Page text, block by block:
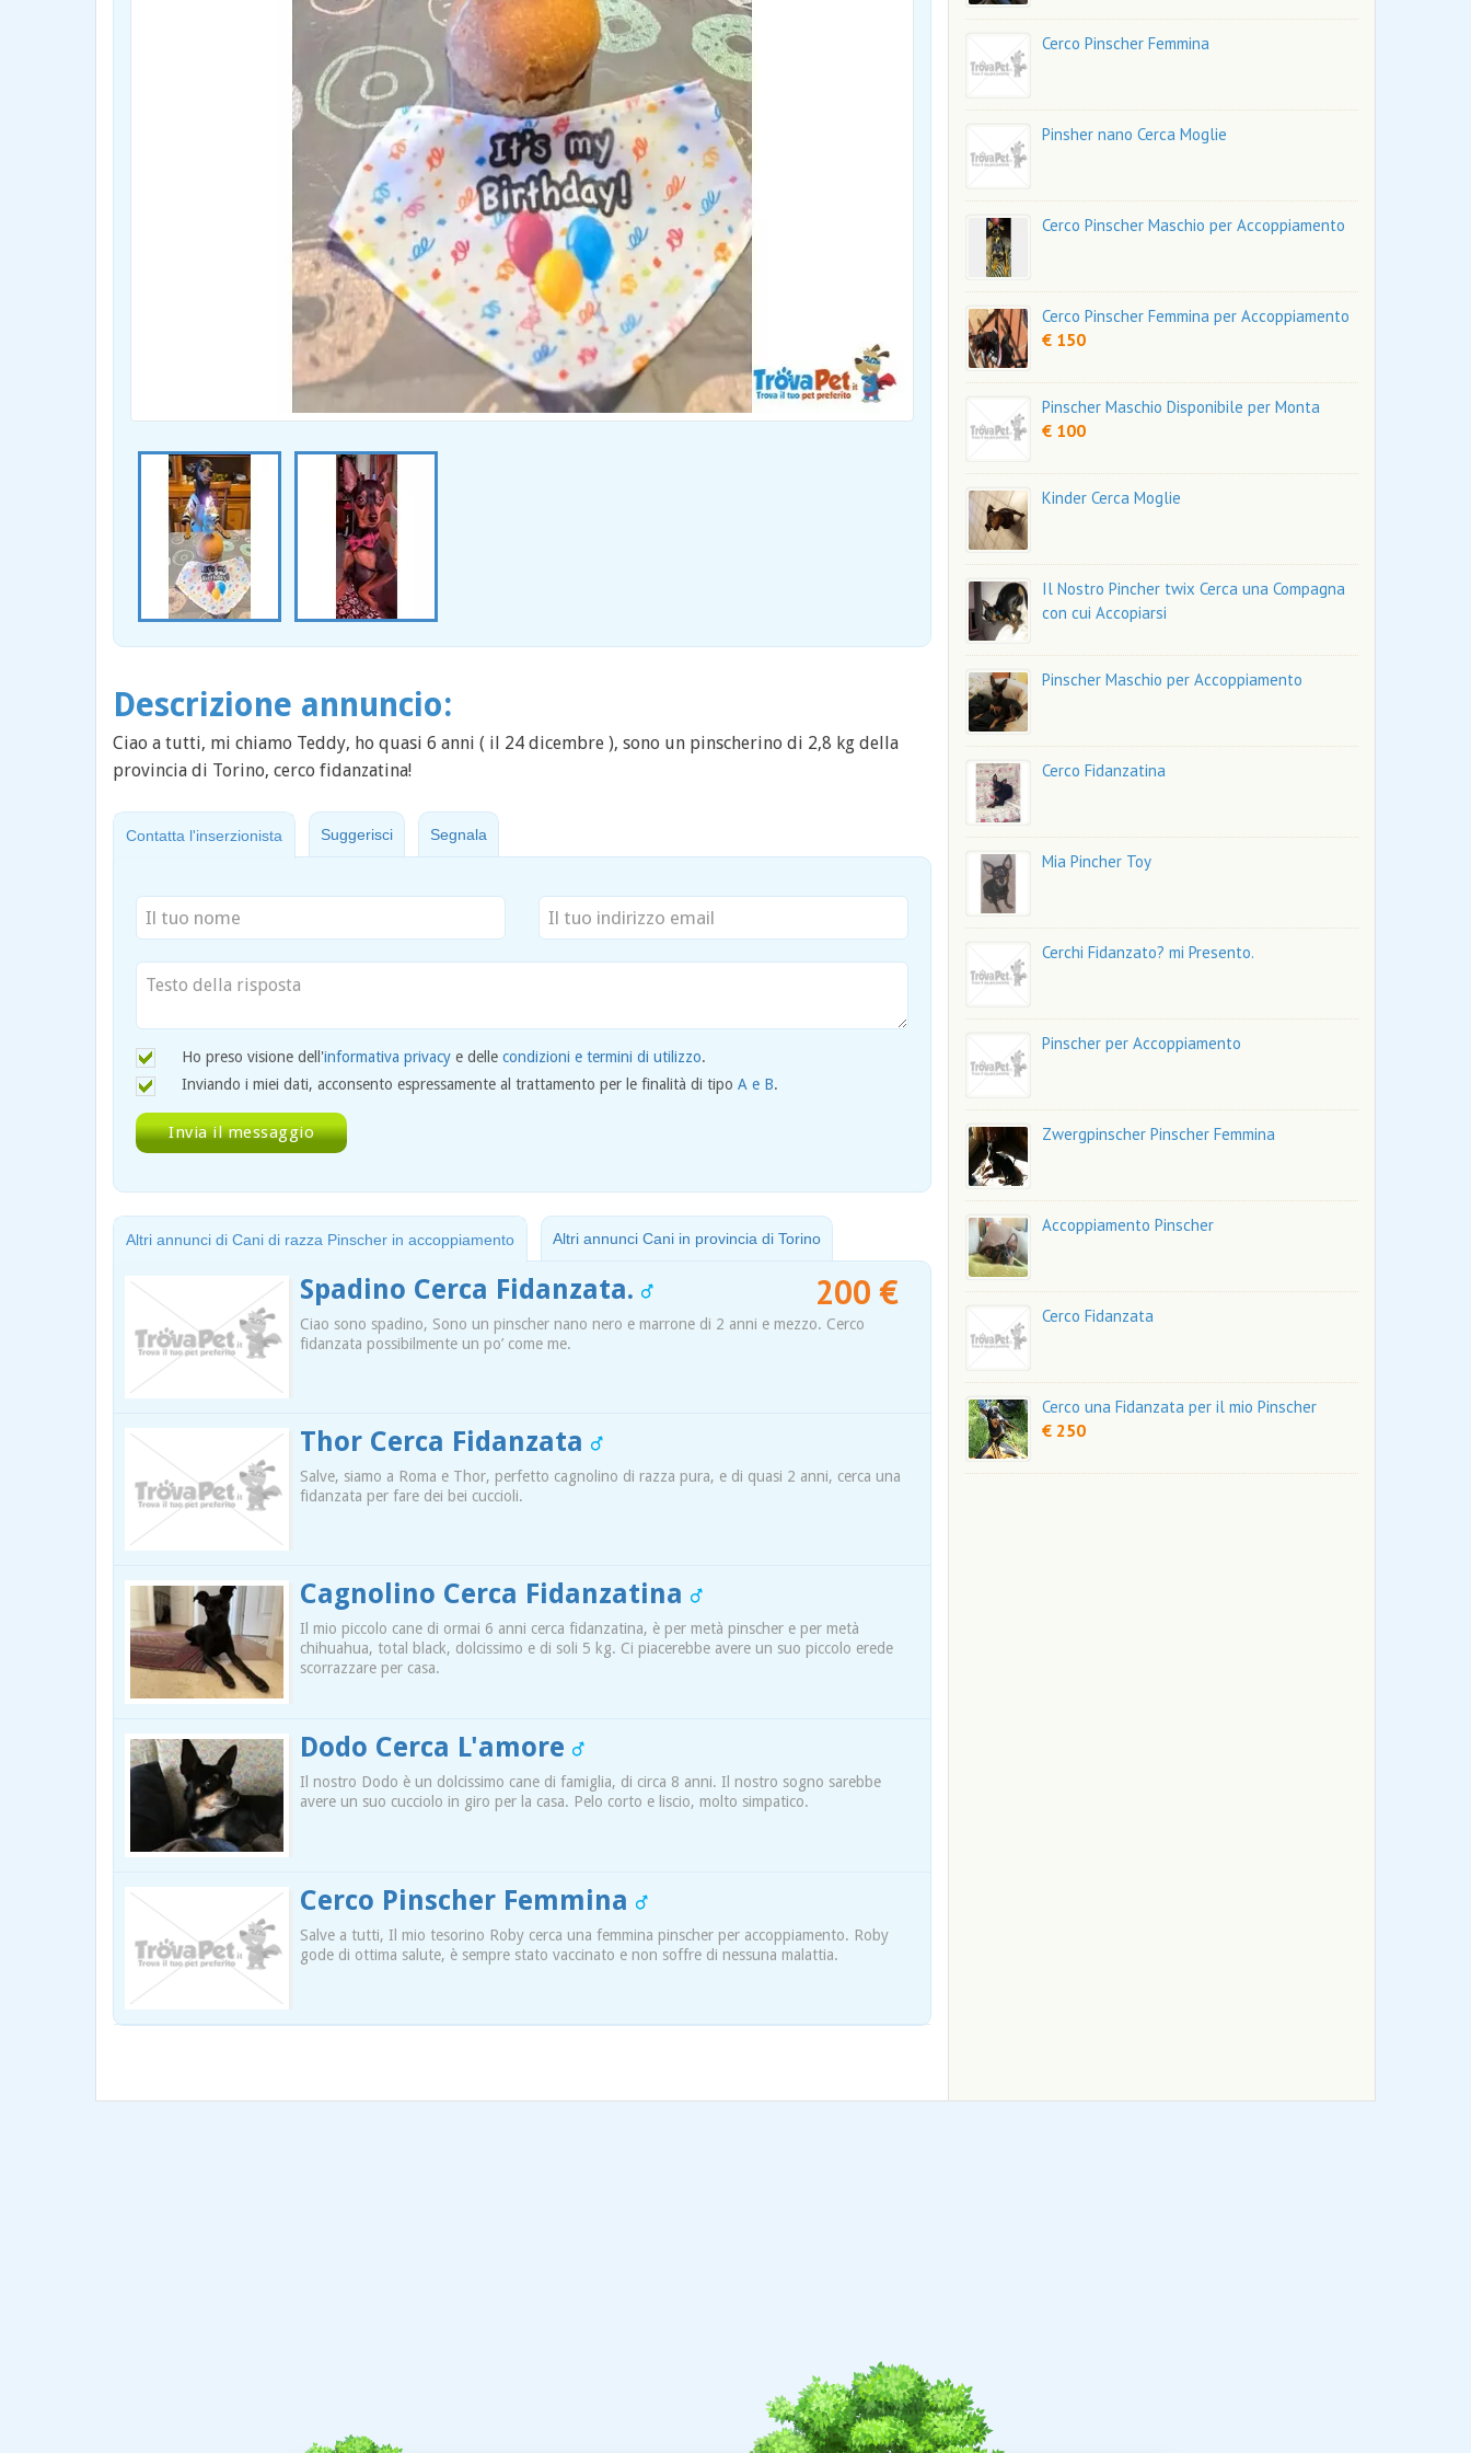
Descrizione annuncio:
Ciao a tutti, mi chiamo Teddy, ho quasi 6 anni ( il 24 dicembre ), sono un pinscherino di 2,8 kg della
provincia di Torino, cerco fidanzatina!
Contatta l'inserzionista Suggerisci Segnala
Ho preso visione dell'informativa privacy e delle condizioni e termini di utilizzo.
Inviando i miei dati, acconsento espressamente al trattamento per le finalità di tipo A e B.
Altri annunci di Cani di razza Pinscher in accoppiamento Altri annunci Cani in provincia di Torino
Spadino Cerca Fidanzata. 200 €
Ciao sono spadino, Sono un pinscher nano nero e marrone di 2 anni e mezzo. Cerco
fidanzata possibilmente un po’ come me.
Thor Cerca Fidanzata
Salve, siamo a Roma e Thor, perfetto cagnolino di razza pura, e di quasi 2 anni, cerca una
fidanzata per fare dei bei cuccioli.
Cagnolino Cerca Fidanzatina
Il mio piccolo cane di ormai 6 anni cerca fidanzatina, è per metà pinscher e per metà
chihuahua, total black, dolcissimo e di soli 5 kg. Ci piacerebbe avere un suo piccolo erede
scorrazzare per casa.
Dodo Cerca L'amore
Il nostro Dodo è un dolcissimo cane di famiglia, di circa 8 anni. Il nostro sogno sarebbe
avere un suo cucciolo in giro per la casa. Pelo corto e liscio, molto simpatico.
Cerco Pinscher Femmina
Salve a tutti, Il mio tesorino Roby cerca una femmina pinscher per accoppiamento. Roby
gode di ottima salute, è sempre stato vaccinato e non soffre di nessuna malattia.
Cerco Pinscher Femmina
Pinsher nano Cerca Moglie
Cerco Pinscher Maschio per Accoppiamento
Cerco Pinscher Femmina per Accoppiamento
€ 150
Pinscher Maschio Disponibile per Monta
€ 100
Kinder Cerca Moglie
Il Nostro Pincher twix Cerca una Compagna
con cui Accopiarsi
Pinscher Maschio per Accoppiamento
Cerco Fidanzatina
Mia Pincher Toy
Cerchi Fidanzato? mi Presento.
Pinscher per Accoppiamento
Zwergpinscher Pinscher Femmina
Accoppiamento Pinscher
Cerco Fidanzata
Cerco una Fidanzata per il mio Pinscher
€ 250